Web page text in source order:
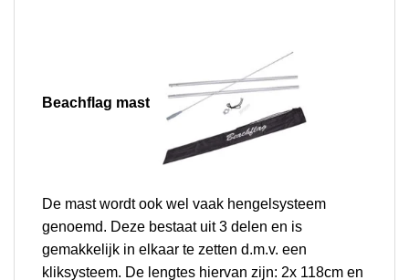
Beachflag mast
De mast wordt ook wel vaak hengelsysteem
genoemd. Deze bestaat uit 3 delen en is
gemakkelijk in elkaar te zetten d.m.v. een
kliksysteem. De lengtes hiervan zijn: 2x 118cm en